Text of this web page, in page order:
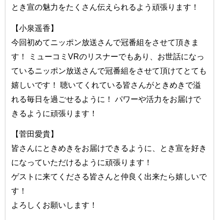
とき宣の魅力をたくさん伝えられるよう頑張ります！
【小泉遥香】
今回初めてニッポン放送さんで冠番組をさせて頂きま
す！ ミューコミVRのリスナーでもあり、お世話になっ
ているニッポン放送さんで冠番組をさせて頂けてとても
嬉しいです！ 聴いてくれている皆さんがときめきで溢
れる毎日を過ごせるように！ パワーや活力をお届けで
きるように頑張ります！
【菅田愛貴】
皆さんにときめきをお届けできるように、とき宣を好き
になっていただけるように頑張ります！
ゲストに来てくださる皆さんと仲良く出来たら嬉しいで
す！
よろしくお願いします！